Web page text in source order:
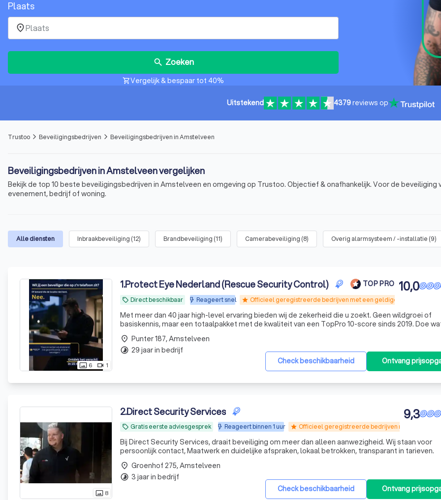
Plaats
place
search Zoeken
shopping_cartVergelijk & bespaar tot 40%
Uitstekend 4379reviews op
Trustoo arrow_forward_ios Beveiligingsbedrijven arrow_forward_ios Beveiligingsbedrijven in Amstelveen
Beveiligingsbedrijven in Amstelveen vergelijken
Bekijk de top 10 beste beveiligingsbedrijven in Amstelveen en omgeving op Trustoo. Objectief & onafhankelijk. Voor de beveiliging
evenement, bedrijf of woning.
Alle diensten Inbraakbeveiliging (12) Brandbeveiliging (11) Camerabeveiliging (8) Overig alarmsysteem / -installatie (9)
photo_size_select_actual 6 videocam 1
1.Protect Eye Nederland (Rescue Security Control) TOP PRO
local_offer Direct beschikbaar Reageert snel star Officieel geregistreerde bedrijven met een geldige WPBR-
10,0
Met meer dan 40 jaar high-level ervaring bieden wij de zekerheid die u zoekt. Geen wildgroei of
basiskennis, maar een totaalpakket met de kwaliteit van een TopPro 10-score sinds 2019. Doe
zegt!
Check beschikbaarheid Ontvang
place Punter 187, Amstelveen
timelapse 29 jaar in bedrijf
photo_size_select_actual 8
2.Direct Security Services
local_offer Gratis eerste adviesgesprek Reageert binnen 1 uur star Officieel geregistreerde bedrijven met een
9,3
Bij Direct Security Services, draait beveiliging om meer dan alleen aanwezigheid. Wij staan voor
persoonlijk contact, Maatwerk en duidelijke afspraken, lokaal betrokken, transparant in tarieven.
Check beschikbaarheid Ontvang
place Groenhof 275, Amstelveen
timelapse 3 jaar in bedrijf